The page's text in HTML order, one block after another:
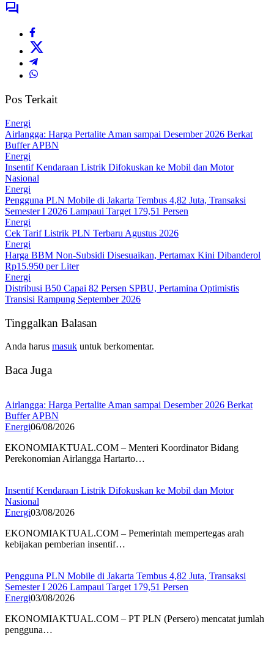
Pos Terkait
Energi
Airlangga: Harga Pertalite Aman sampai Desember 2026 Berkat
Buffer APBN
Energi
Insentif Kendaraan Listrik Difokuskan ke Mobil dan Motor
Nasional
Energi
Pengguna PLN Mobile di Jakarta Tembus 4,82 Juta, Transaksi
Semester I 2026 Lampaui Target 179,51 Persen
Energi
Cek Tarif Listrik PLN Terbaru Agustus 2026
Energi
Harga BBM Non-Subsidi Disesuaikan, Pertamax Kini Dibanderol
Rp15.950 per Liter
Energi
Distribusi B50 Capai 82 Persen SPBU, Pertamina Optimistis
Transisi Rampung September 2026
Tinggalkan Balasan
Anda harus masuk untuk berkomentar.
Baca Juga
Airlangga: Harga Pertalite Aman sampai Desember 2026 Berkat
Buffer APBN
Energi06/08/2026
EKONOMIAKTUAL.COM – Menteri Koordinator Bidang
Perekonomian Airlangga Hartarto…
Insentif Kendaraan Listrik Difokuskan ke Mobil dan Motor
Nasional
Energi03/08/2026
EKONOMIAKTUAL.COM – Pemerintah mempertegas arah
kebijakan pemberian insentif…
Pengguna PLN Mobile di Jakarta Tembus 4,82 Juta, Transaksi
Semester I 2026 Lampaui Target 179,51 Persen
Energi03/08/2026
EKONOMIAKTUAL.COM – PT PLN (Persero) mencatat jumlah
pengguna…